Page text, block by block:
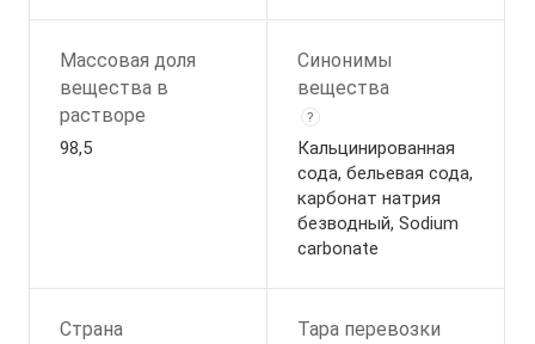
Массовая доля
вещества в
растворе
98,5
Синонимы
вещества
?
Кальцинированная
сода, бельевая сода,
карбонат натрия
безводный, Sodium
carbonate
Страна
Тара перевозки